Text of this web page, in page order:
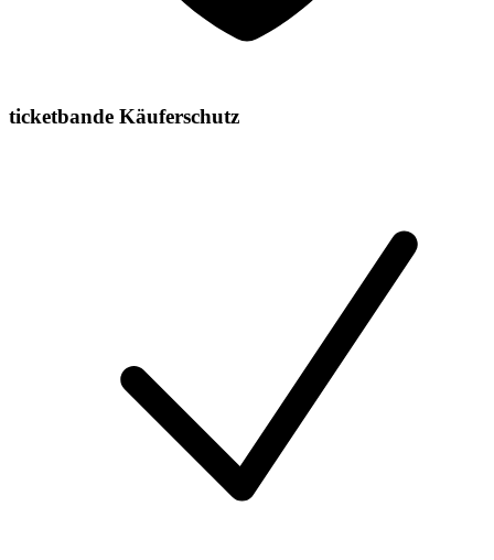
ticketbande Käuferschutz